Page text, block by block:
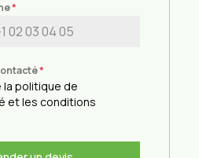
*
*
la politique de
et les conditions